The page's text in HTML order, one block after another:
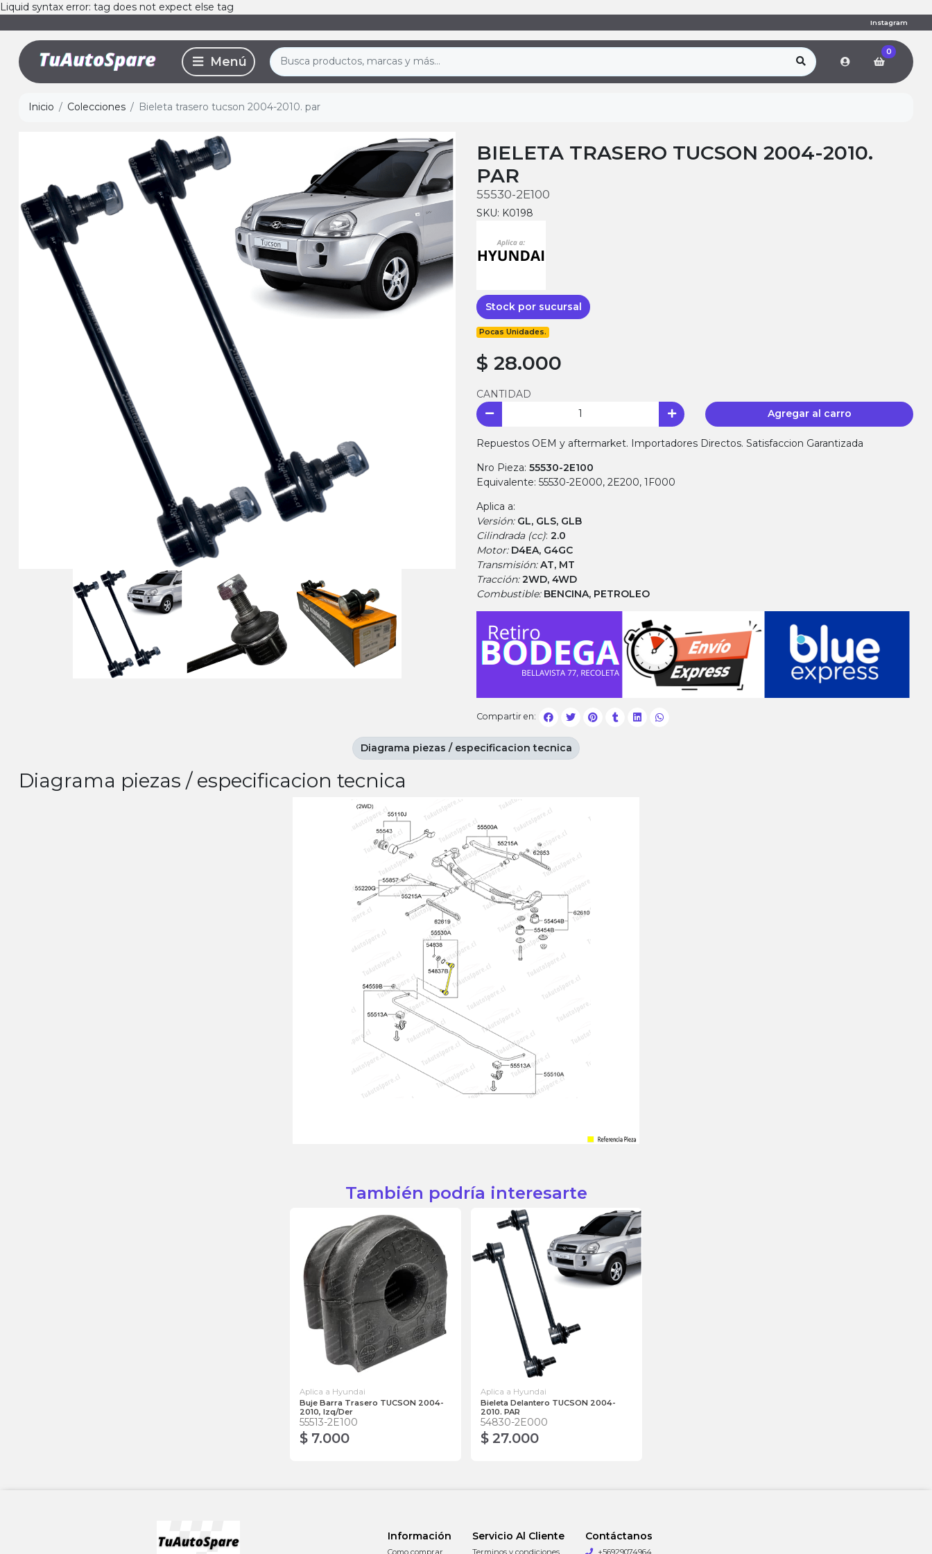
Liquid syntax error: tag does not expect else tag
Instagram
0
Inicio Colecciones Bieleta trasero tucson 2004-2010. par
BIELETA TRASERO TUCSON 2004-2010.
PAR
55530-2E100
SKU: K0198
Stock por sucursal
Pocas Unidades.
$ 28.000
CANTIDAD
Agregar al carro
Repuestos OEM y aftermarket. Importadores Directos. Satisfaccion Garantizada
Nro Pieza: 55530-2E100
Equivalente: 55530-2E000, 2E200, 1F000
Aplica a:
Versión: GL, GLS, GLB
Cilindrada (cc): 2.0
Motor: D4EA, G4GC
Transmisión:AT, MT
Tracción:2WD, 4WD
Combustible: BENCINA, PETROLEO
Compartir en:
Diagrama piezas / especificacion tecnica
Diagrama piezas / especificacion tecnica
También podría interesarte
Aplica a Hyundai
Buje Barra Trasero TUCSON 2004-
2010, Izq/Der
55513-2E100
$ 7.000
Aplica a Hyundai
Bieleta Delantero TUCSON 2004-
2010. PAR
54830-2E000
$ 27.000
Información
Como comprar
Servicio Al Cliente
Terminos y condiciones
Contáctanos
+56929074964